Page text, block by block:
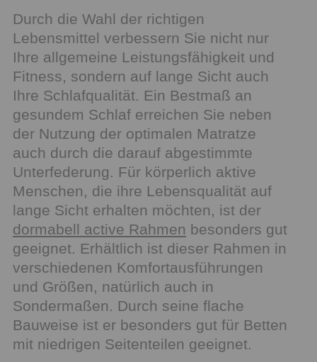
Durch die Wahl der richtigen
Lebensmittel verbessern Sie nicht nur
Ihre allgemeine Leistungsfähigkeit und
Fitness, sondern auf lange Sicht auch
Ihre Schlafqualität. Ein Bestmaß an
gesundem Schlaf erreichen Sie neben
der Nutzung der optimalen Matratze
auch durch die darauf abgestimmte
Unterfederung. Für körperlich aktive
Menschen, die ihre Lebensqualität auf
lange Sicht erhalten möchten, ist der
dormabell active Rahmen besonders gut
geeignet. Erhältlich ist dieser Rahmen in
verschiedenen Komfortausführungen
und Größen, natürlich auch in
Sondermaßen. Durch seine flache
Bauweise ist er besonders gut für Betten
mit niedrigen Seitenteilen geeignet.